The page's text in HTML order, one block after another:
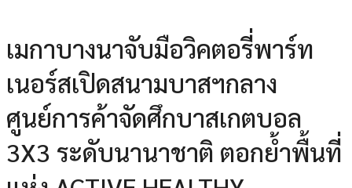
เมกาบางนาจับมือวิคตอรี่พาร์ท
เนอร์สเปิดสนามบาสฯกลาง
ศูนย์การค้าจัดศึกบาสเกตบอล
3X3 ระดับนานาชาติ ตอกย้ำพื้นที่